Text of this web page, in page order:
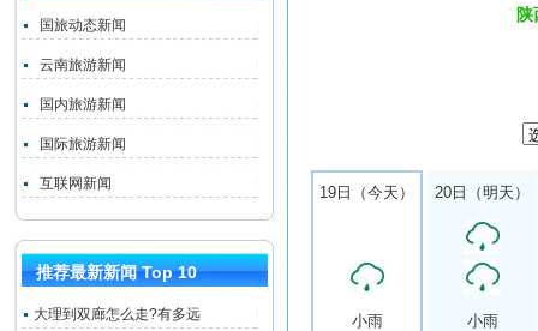
国旅动态新闻
云南旅游新闻
国内旅游新闻
国际旅游新闻
互联网新闻
推荐最新新闻 Top 10
大理到双廊怎么走?有多远
19日（今天）
小雨
20日（明天）
小雨